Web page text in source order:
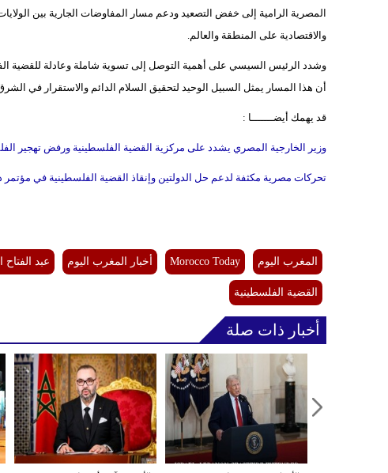
المصرية الرامية إلى خفض التصعيد ودعم مسار المفاوضات الجارية بين
والاقتصادية على المنطقة والعالم.
وشدد الرئيس السيسي على أهمية التوصل إلى تسوية شاملة وعادلة للقضية
أن هذا المسار يمثل السبيل الوحيد لتحقيق السلام الدائم والاستقرار في
قد يهمك أيضـــــــا :
وزير الخارجية المصري يشدد على مركزية القضية الفلسطينية ورفض تهجير
تحركات مصرية مكثفة لدعم حل الدولتين وإنقاذ القضية الفلسطينية في مؤتمر
المغرب اليوم Morocco Today أخبار المغرب اليوم عبد
القضية الفلسطينية
أخبار ذات صلة